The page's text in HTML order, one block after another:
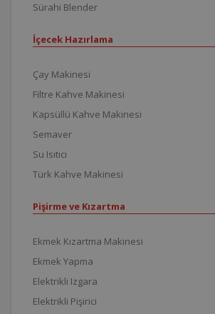
Sürahi Blender
İçecek Hazırlama
Çay Makinesi
Filtre Kahve Makinesi
Kapsüllü Kahve Makinesi
Semaver
Su Isıtıcı
Türk Kahve Makinesi
Pişirme ve Kızartma
Ekmek Kızartma Makinesi
Ekmek Yapma
Elektrikli Izgara
Elektrikli Pişirici